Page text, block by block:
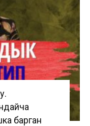
барган